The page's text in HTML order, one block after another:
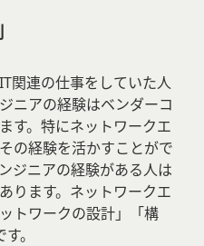
関連の仕事をしていた人
ニアの経験はベンダーコ
す。特にネットワークエ
の経験を活かすことがで
ジニアの経験がある人は
ります。ネットワークエ
トワークの設計」「構
。